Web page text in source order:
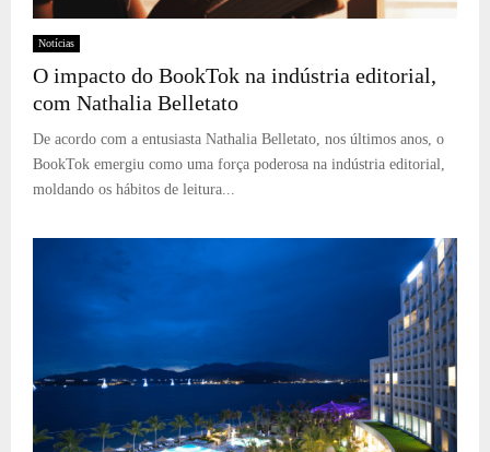
Notícias
O impacto do BookTok na indústria editorial,
com Nathalia Belletato
De acordo com a entusiasta Nathalia Belletato, nos últimos anos, o
BookTok emergiu como uma força poderosa na indústria editorial,
moldando os hábitos de leitura...